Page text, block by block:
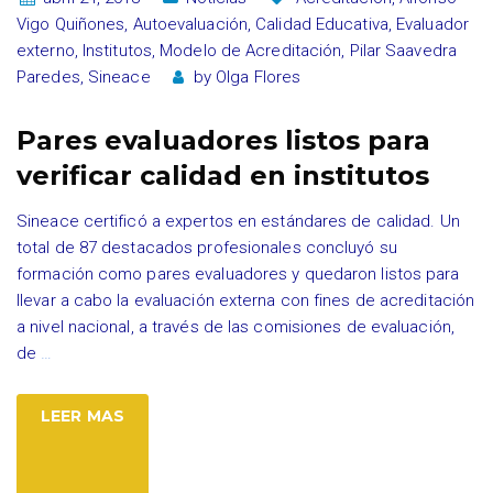
Vigo Quiñones, Autoevaluación, Calidad Educativa, Evaluador
externo, Institutos, Modelo de Acreditación, Pilar Saavedra
Paredes, Sineace by Olga Flores
Pares evaluadores listos para
verificar calidad en institutos
Sineace certificó a expertos en estándares de calidad. Un
total de 87 destacados profesionales concluyó su
formación como pares evaluadores y quedaron listos para
llevar a cabo la evaluación externa con fines de acreditación
a nivel nacional, a través de las comisiones de evaluación,
de …
LEER MAS